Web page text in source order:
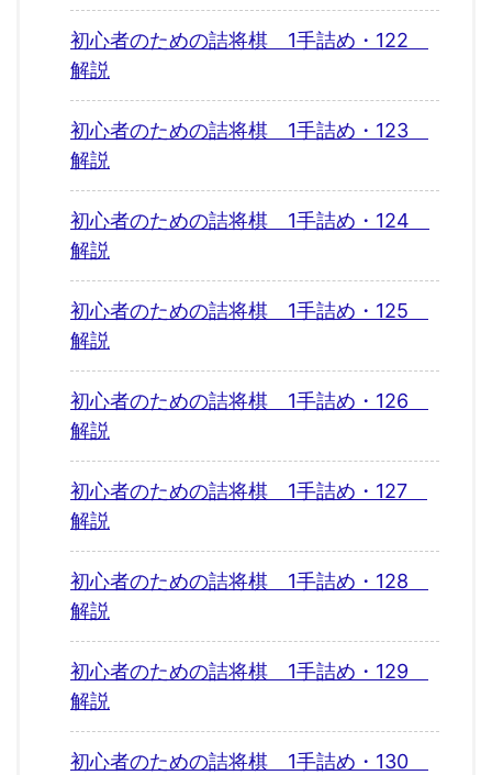
初心者のための詰将棋 1手詰め・122
解説
初心者のための詰将棋 1手詰め・123
解説
初心者のための詰将棋 1手詰め・124
解説
初心者のための詰将棋 1手詰め・125
解説
初心者のための詰将棋 1手詰め・126
解説
初心者のための詰将棋 1手詰め・127
解説
初心者のための詰将棋 1手詰め・128
解説
初心者のための詰将棋 1手詰め・129
解説
初心者のための詰将棋 1手詰め・130